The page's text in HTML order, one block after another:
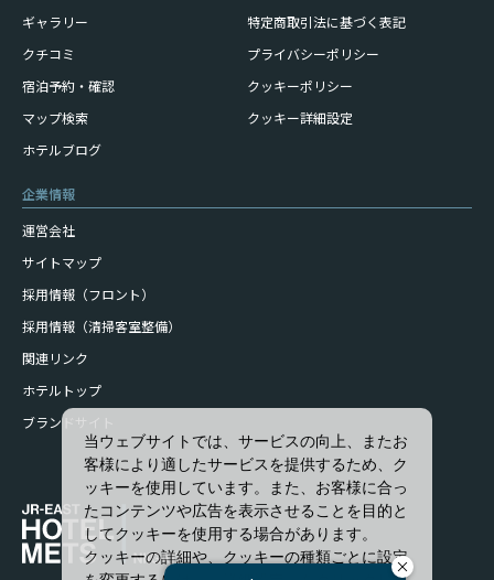
ギャラリー
クチコミ
宿泊予約・確認
マップ検索
ホテルブログ
特定商取引法に基づく表記
プライバシーポリシー
クッキーポリシー
クッキー詳細設定
企業情報
運営会社
サイトマップ
採用情報（フロント）
採用情報（清掃客室整備）
関連リンク
ホテルトップ
ブランドサイト
当ウェブサイトでは、サービスの向上、またお
客様により適したサービスを提供するため、ク
ッキーを使用しています。また、お客様に合っ
たコンテンツや広告を表示させることを目的と
してクッキーを使用する場合があります。
クッキーの詳細や、クッキーの種類ごとに設定